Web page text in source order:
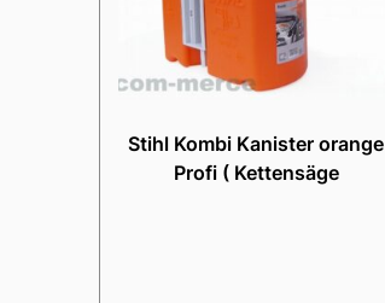
Stihl Kombi Kanister orange
Profi ( Kettensäge